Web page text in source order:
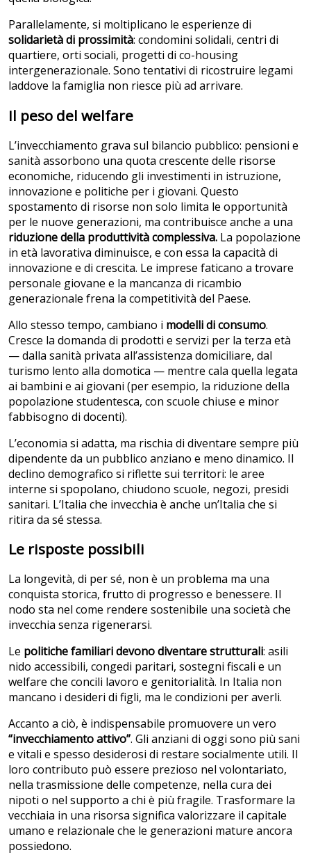
Parallelamente, si moltiplicano le esperienze di
solidarietà di prossimità: condomini solidali, centri di
quartiere, orti sociali, progetti di co-housing
intergenerazionale. Sono tentativi di ricostruire legami
laddove la famiglia non riesce più ad arrivare.
Il peso del welfare
L’invecchiamento grava sul bilancio pubblico: pensioni e
sanità assorbono una quota crescente delle risorse
economiche, riducendo gli investimenti in istruzione,
innovazione e politiche per i giovani. Questo
spostamento di risorse non solo limita le opportunità
per le nuove generazioni, ma contribuisce anche a una
riduzione della produttività complessiva. La popolazione
in età lavorativa diminuisce, e con essa la capacità di
innovazione e di crescita. Le imprese faticano a trovare
personale giovane e la mancanza di ricambio
generazionale frena la competitività del Paese.
Allo stesso tempo, cambiano i modelli di consumo.
Cresce la domanda di prodotti e servizi per la terza età
— dalla sanità privata all’assistenza domiciliare, dal
turismo lento alla domotica — mentre cala quella legata
ai bambini e ai giovani (per esempio, la riduzione della
popolazione studentesca, con scuole chiuse e minor
fabbisogno di docenti).
L’economia si adatta, ma rischia di diventare sempre più
dipendente da un pubblico anziano e meno dinamico. Il
declino demografico si riflette sui territori: le aree
interne si spopolano, chiudono scuole, negozi, presidi
sanitari. L’Italia che invecchia è anche un’Italia che si
ritira da sé stessa.
Le risposte possibili
La longevità, di per sé, non è un problema ma una
conquista storica, frutto di progresso e benessere. Il
nodo sta nel come rendere sostenibile una società che
invecchia senza rigenerarsi.
Le politiche familiari devono diventare strutturali: asili
nido accessibili, congedi paritari, sostegni fiscali e un
welfare che concili lavoro e genitorialità. In Italia non
mancano i desideri di figli, ma le condizioni per averli.
Accanto a ciò, è indispensabile promuovere un vero
“invecchiamento attivo”. Gli anziani di oggi sono più sani
e vitali e spesso desiderosi di restare socialmente utili. Il
loro contributo può essere prezioso nel volontariato,
nella trasmissione delle competenze, nella cura dei
nipoti o nel supporto a chi è più fragile. Trasformare la
vecchiaia in una risorsa significa valorizzare il capitale
umano e relazionale che le generazioni mature ancora
possiedono.